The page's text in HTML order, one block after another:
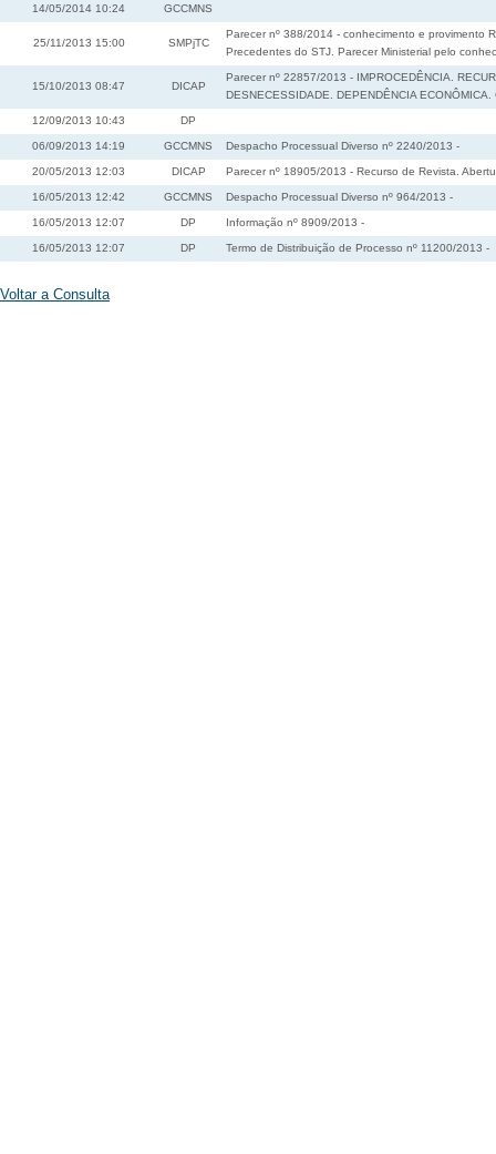
14/05/2014 10:24 GCCMNS
25/11/2013 15:00 SMPjTC
Parecer nº 388/2014 - conhecimento e provimento
Precedentes do STJ. Parecer Ministerial pelo
15/10/2013 08:47 DICAP
Parecer nº 22857/2013 - IMPROCEDÊNCIA.
DESNECESSIDADE. DEPENDÊNCIA
12/09/2013 10:43 DP
06/09/2013 14:19 GCCMNS Despacho Processual Diverso nº 2240/2013 -
20/05/2013 12:03 DICAP Parecer nº 18905/2013 - Recurso de Revista.
16/05/2013 12:42 GCCMNS Despacho Processual Diverso nº 964/2013 -
16/05/2013 12:07 DP Informação nº 8909/2013 -
16/05/2013 12:07 DP Termo de Distribuição de Processo nº 11200/2013 -
Voltar a Consulta